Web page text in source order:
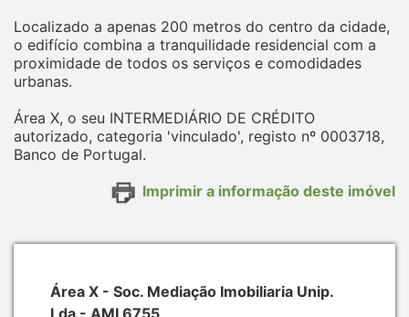
Localizado a apenas 200 metros do centro da cidade,
o edifício combina a tranquilidade residencial com a
proximidade de todos os serviços e comodidades
urbanas.
Área X, o seu INTERMEDIÁRIO DE CRÉDITO
autorizado, categoria 'vinculado', registo nº 0003718,
Banco de Portugal.
Imprimir a informação deste imóvel
Área X - Soc. Mediação Imobiliaria Unip.
Lda - AMI 6755